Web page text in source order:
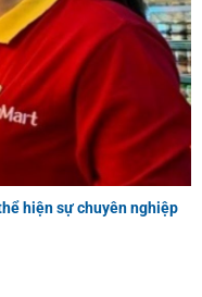
hiện sự chuyên nghiệp